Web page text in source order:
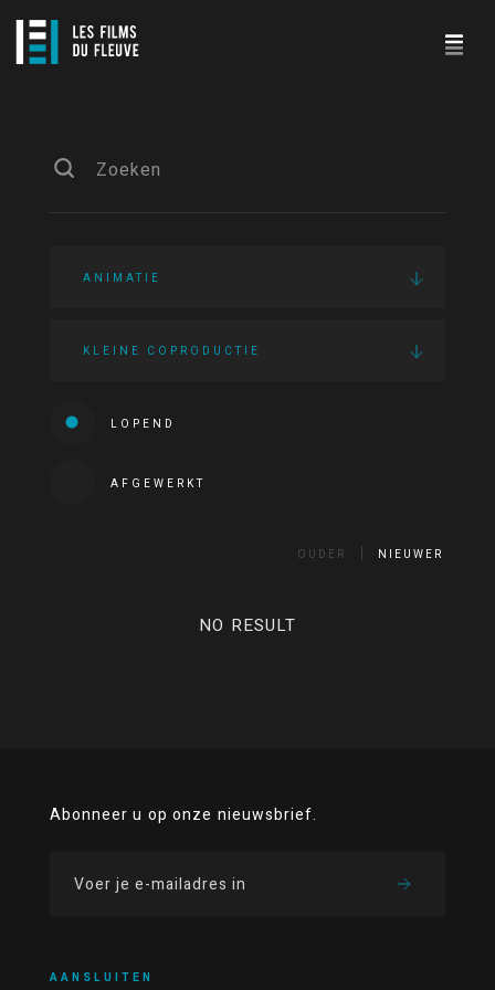
ANIMATIE
KLEINE COPRODUCTIE
LOPEND
AFGEWERKT
OUDER NIEUWER
NO RESULT
Abonneer u op onze nieuwsbrief.
AANSLUITEN